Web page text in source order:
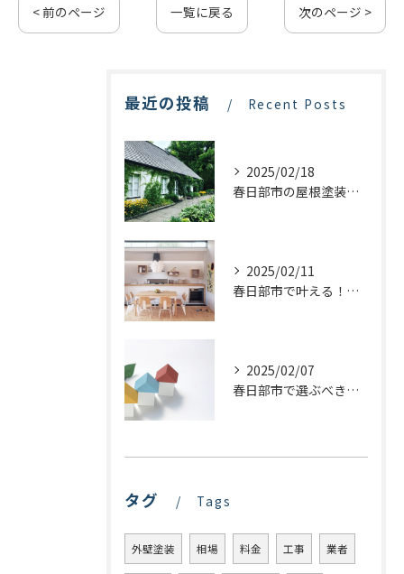
< 前のページ 一覧に戻る 次のページ >
最近の投稿 Recent Posts
2025/02/18
春日部市の屋根塗装：最適な業者選びで価格を抑える方法
2025/02/11
春日部市で叶える！理想のキッチンリフォームを実現するステップ
2025/02/07
春日部市で選ぶべき屋根塗装の種類とは？プロが教える最適な選び方
タグ Tags
外壁塗装 相場 料金 工事 業者